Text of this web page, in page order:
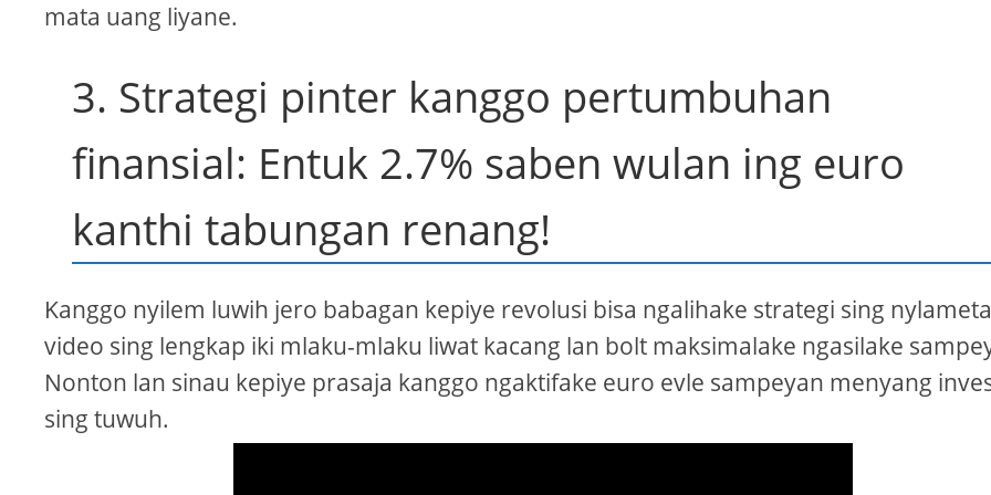
mata uang liyane.
3. Strategi pinter kanggo pertumbuhan
finansial: Entuk 2.7% saben wulan ing euro
kanthi tabungan renang!
Kanggo nyilem luwih jero babagan kepiye revolusi bisa ngalihake strategi sing
video sing lengkap iki mlaku-mlaku liwat kacang lan bolt maksimalake ngasilake
Nonton lan sinau kepiye prasaja kanggo ngaktifake euro evle sampeyan menyang
sing tuwuh.